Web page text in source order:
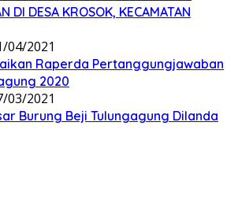
DI DESA KROSOK, KECAMATAN
04/2021
Raperda Pertanggungjawaban
2020
03/2021
Burung Beji Tulungagung Dilanda